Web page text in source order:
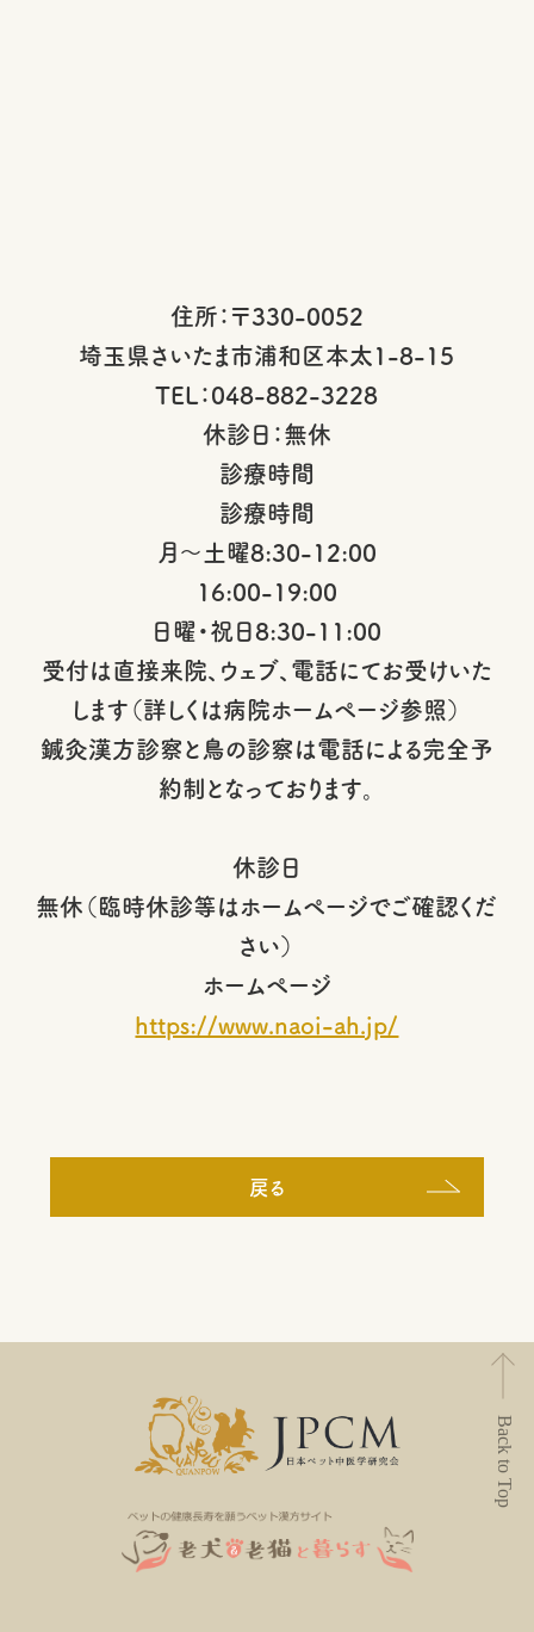
住所：〒330-0052
埼玉県さいたま市浦和区本太1-8-15
TEL：048-882-3228
休診日：無休
診療時間
診療時間
月〜土曜8:30-12:00
16:00-19:00
日曜・祝日8:30-11:00
受付は直接来院、ウェブ、電話にてお受けいた
します（詳しくは病院ホームページ参照）
鍼灸漢方診察と鳥の診察は電話による完全予
約制となっております。
休診日
無休（臨時休診等はホームページでご確認くだ
さい）
ホームページ
https://www.naoi-ah.jp/
戻る
Back to Top